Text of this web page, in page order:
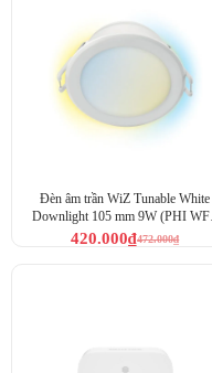
Đèn âm trần WiZ Tunable White
Downlight 105 mm 9W (PHI WFB
TW/9W RD4)
472.000₫
420.000₫